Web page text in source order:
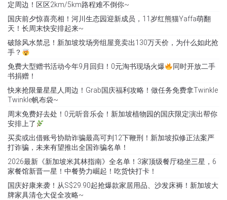
定周边！区区2km/5km路程难不倒你~
国庆前夕惊喜亮相！河川生态园迎新成员，11岁红熊猫Yaffa萌翻
天！长周末快安排起来~
破除风水禁忌！新加坡坟场旁组屋竟卖出130万天价，为什么如此抢
手？
免费大型赠书活动今年9月回归！0元淘书现场火爆
同时开放二手
书捐赠！
快来抢限量星星人周边！Grab国庆福利攻略！做任务免费拿Twinkle
Twinkle帆布袋~
周末免费好去处！0元听音乐会！新加坡植物园的国庆限定演出帮你
安排上了
买卖或出借账号协助诈骗最高可判12下鞭刑！新加坡拟修正法案严
打诈骗，未来有望推出全国诈骗名单！
2026最新《新加坡米其林指南》全名单！3家顶级餐厅稳坐三星，6
家餐馆新晋一星！中餐势力崛起！吃货快打卡！
国庆好康来袭！从S$29.90起抢爆款家居用品、沙发床褥！新加坡大
牌家具清仓大促全攻略~